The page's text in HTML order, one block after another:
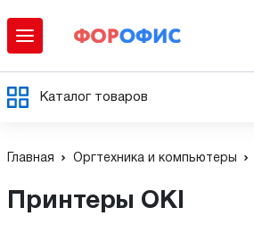
Каталог товаров
Главная Оргтехника и компьютеры
Принтеры OKI